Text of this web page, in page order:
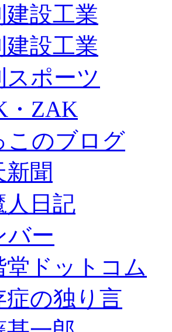
建設工業
建設工業
スポーツ
・ZAK
このブログ
新聞
人日記
バー
堂ドットコム
症の独り言